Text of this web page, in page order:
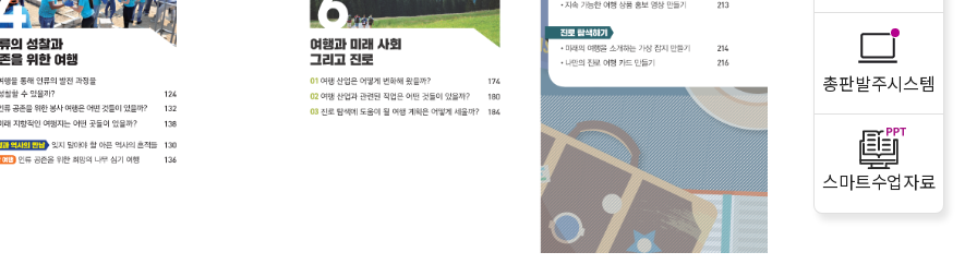
총판발주시스템
스마트수업자료